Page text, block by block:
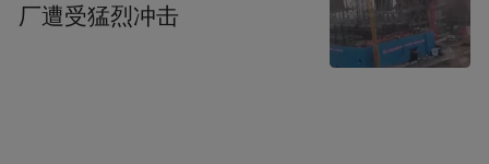
厂遭受猛烈冲击